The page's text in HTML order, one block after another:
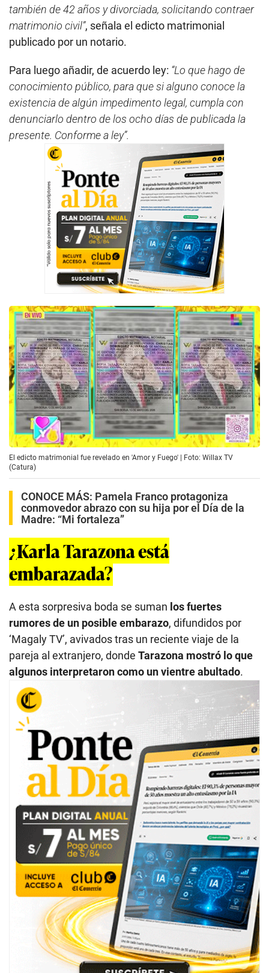
también de 42 años y divorciada, solicitando contraer
matrimonio civil”, señala el edicto matrimonial
publicado por un notario.
Para luego añadir, de acuerdo ley: “Lo que hago de
conocimiento público, para que si alguno conoce la
existencia de algún impedimento legal, cumpla con
denunciarlo dentro de los ocho días de publicada la
presente. Conforme a ley”.
El edicto matrimonial fue revelado en 'Amor y Fuego' | Foto: Willax TV
(Catura)
CONOCE MÁS: Pamela Franco protagoniza
conmovedor abrazo con su hija por el Día de la
Madre: “Mi fortaleza”
¿Karla Tarazona está
embarazada?
A esta sorpresiva boda se suman los fuertes
rumores de un posible embarazo, difundidos por
‘Magaly TV’, avivados tras un reciente viaje de la
pareja al extranjero, donde Tarazona mostró lo que
algunos interpretaron como un vientre abultado.